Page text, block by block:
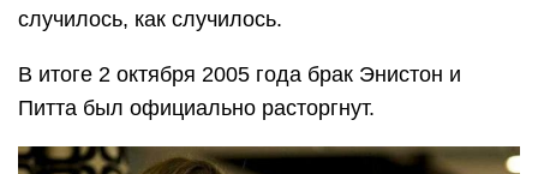
случилось, как случилось.
В итоге 2 октября 2005 года брак Энистон и
Питта был официально расторгнут.